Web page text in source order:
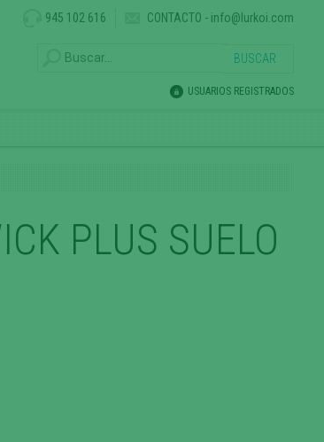
945 102 616 CONTACTO - info@lurkoi.com
USUARIOS REGISTRADOS
PLUS SUELO